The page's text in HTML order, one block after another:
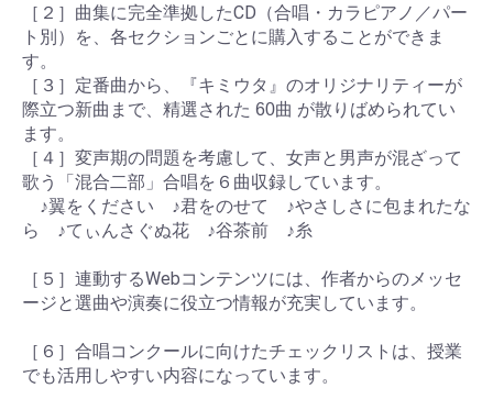
［２］ 曲集に完全準拠したCD（合唱・カラピアノ／パー
ト別）を、各セクションごとに購入することができま
す。
［３］ 定番曲から、『キミウタ』のオリジナリティーが
際立つ新曲まで、精選された 60曲 が散りばめられてい
ます。
［４］ 変声期の問題を考慮して、女声と男声が混ざって
歌う「混合二部」合唱を６曲収録しています。
♪翼をください ♪君をのせて ♪やさしさに包まれたな
ら ♪てぃんさぐぬ花 ♪谷茶前 ♪糸
［５］ 連動するWebコンテンツには、作者からのメッセ
ージと選曲や演奏に役立つ情報が充実しています。
［６］ 合唱コンクールに向けたチェックリストは、授業
でも活用しやすい内容になっています。